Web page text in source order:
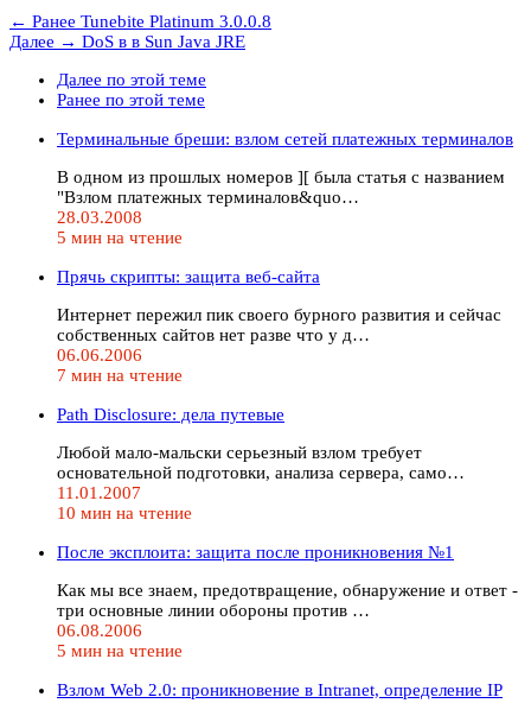
← Ранее Tunebite Platinum 3.0.0.8
Далее → DoS в в Sun Java JRE
Далее по этой теме
Ранее по этой теме
Терминальные бреши: взлом сетей платежных терминалов
В одном из прошлых номеров ][ была статья с названием
"Взлом платежных терминалов&quo…
28.03.2008
5 мин на чтение
Прячь скрипты: защита веб-сайта
Интернет пережил пик своего бурного развития и сейчас
собственных сайтов нет разве что у д…
06.06.2006
7 мин на чтение
Path Disclosure: дела путевые
Любой мало-мальски серьезный взлом требует
основательной подготовки, анализа сервера, само…
11.01.2007
10 мин на чтение
После эксплоита: защита после проникновения №1
Как мы все знаем, предотвращение, обнаружение и ответ -
три основные линии обороны против …
06.08.2006
5 мин на чтение
Взлом Web 2.0: проникновение в Intranet, определение IP